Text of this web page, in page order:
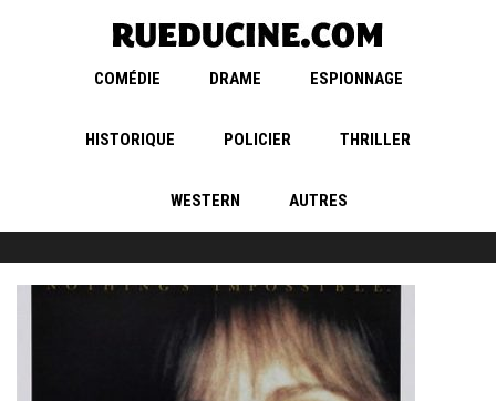
COMÉDIE DRAME ESPIONNAGE
HISTORIQUE POLICIER THRILLER
WESTERN AUTRES